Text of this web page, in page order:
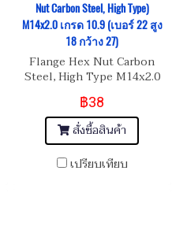
Nut Carbon Steel, High Type)
M14x2.0 เกรด 10.9 (เบอร์ 22 สูง
18 กว้าง 27)
Flange Hex Nut Carbon
Steel, High Type M14x2.0
เกรด 10.9
฿38
สั่งซื้อสินค้า
เปรียบเทียบ